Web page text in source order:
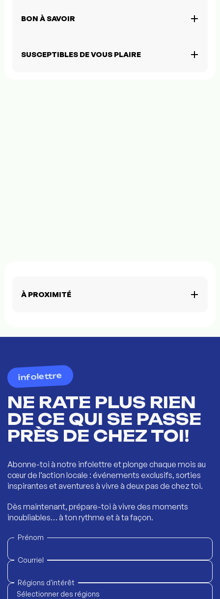
BON À SAVOIR
SUSCEPTIBLES DE VOUS PLAIRE
À PROXIMITÉ
infolettre
NE RATE PLUS RIEN
DE CE QUI SE PASSE
PRÈS DE CHEZ TOI!
Abonne-toi à notre infolettre et plonge chaque mois au
cœur de l’action locale : événements exclusifs, sorties
inspirantes et aventures à vivre à deux pas de chez toi.
Dès maintenant, prépare-toi à vivre des moments
inoubliables… à ton rythme et à ta façon.
Prénom
Courriel
Régions d'intérêt
Sélectionner des régions